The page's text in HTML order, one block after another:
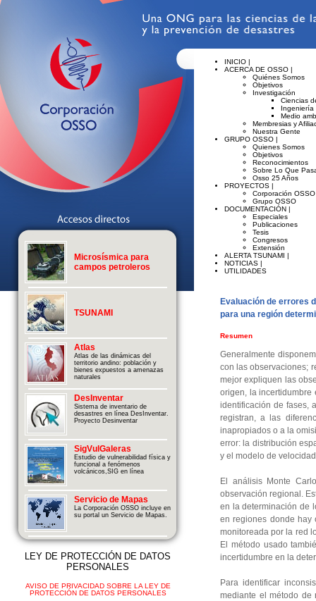
Microsísmica para
campos petroleros
TSUNAMI
Atlas
Atlas de las dinámicas del
territorio andino: población y
bienes expuestos a amenazas
naturales
DesInventar
Sistema de inventario de
desastres en línea DesInventar.
Proyecto Desinventar
SigVulGaleras
Estudio de vulnerabilidad física y
funcional a fenómenos
volcánicos,SIG en línea
Servicio de Mapas
La Corporación OSSO incluye en
su portal un Servicio de Mapas.
LEY DE PROTECCIÓN DE DATOS
PERSONALES
AVISO DE PRIVACIDAD SOBRE LA LEY DE
PROTECCIÓN DE DATOS PERSONALES
INICIO |
ACERCA DE OSSO |
Quiénes Somos
Objetivos
Investigación
Ciencias
Ingeniería
Medio
Membresias y
Nuestra Gente
GRUPO OSSO |
Quienes Somos
Objetivos
Reconocimientos
Sobre Lo Que
Osso 25 Años
PROYECTOS |
Corporación OSSO
Grupo OSSO
DOCUMENTACIÓN |
Especiales
Publicaciones
Tesis
Congresos
Extensión
ALERTA TSUNAMI |
NOTICIAS |
UTILIDADES
Evaluación de errores
para una región
Resumen
Generalmente
con las observaciones;
mejor expliquen las
origen, la incertidumbre
identificación de fases,
registran, a las
inapropiados o a la
error: la distribución
y el modelo de
El análisis Monte
observación regional.
en la determinación de
en regiones donde hay
monitoreada por la red
El método usado
incertidumbre en la
Para identificar
mediante el método de